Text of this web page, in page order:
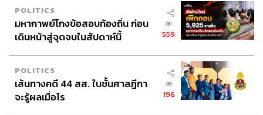
POLITICS
มหากาพย์โกงข้อสอบท้องถิ่น ก่อน
เดินหน้าสู่จุดจบในสัปดาห์นี้
559
POLITICS
เส้นทางคดี 44 สส. ในชั้นศาลฎีกา
จะรู้ผลเมื่อไร
196